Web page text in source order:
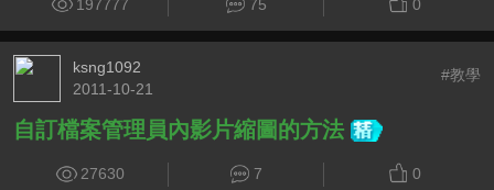
197777 75 0
ksng1092
2011-10-21
#教學
自訂檔案管理員內影片縮圖的方法
27630 7 0